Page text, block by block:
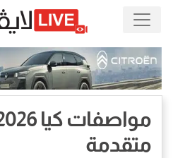
متقدمة